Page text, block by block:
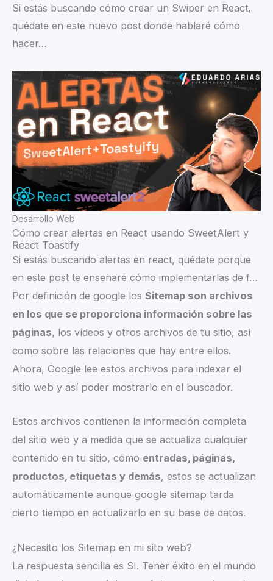
Si estás buscando cómo crear un Swiper en React,
quédate en este nuevo post donde hablaré cómo
hacer…
Desarrollo Web
Cómo crear alertas en React usando SweetAlert y
React Toastify
Si estás buscando alertas en react, quédate porque
en este post te enseñaré cómo implementarlas de f…
Por definición de google los Sitemap son archivos
en los que se proporciona información sobre las
páginas, los vídeos y otros archivos de tu sitio, así
como sobre las relaciones que hay entre ellos.
Ahora, Google lee estos archivos para indexar el
sitio web y así poder mostrarlo en el buscador.
Estos archivos contienen la información completa
del sitio web y a medida que se actualiza cualquier
contenido en tu sitio, cómo entradas, páginas,
productos, etiquetas y demás, estos se actualizan
automáticamente aunque google sitemap tarda
cierto tiempo en actualizarlo en su base de datos.
¿Necesito los Sitemap en mi sito web?
La respuesta sencilla es SI. Tener éxito en el mundo